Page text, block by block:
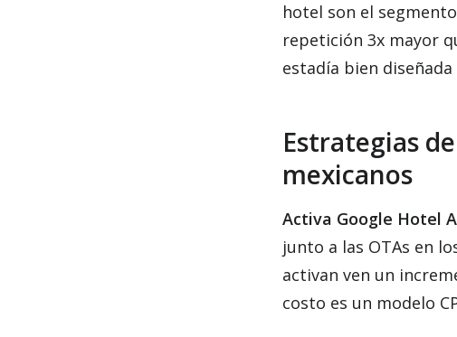
hotel son el
repetición 3x mayor
estadía bien
Estrategias
mexicanos
Activa Google Hotel
junto a las OTAs en
activan ven un
costo es un modelo